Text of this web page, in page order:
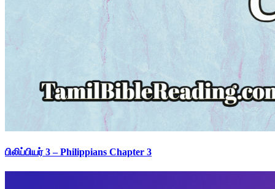
பிலிப்பியர் 3 – Philippians Chapter 3